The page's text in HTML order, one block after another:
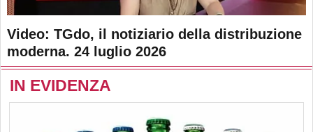
Video: TGdo, il notiziario della distribuzione
moderna. 24 luglio 2026
IN EVIDENZA